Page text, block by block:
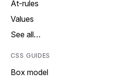
At-rules
Values
See all…
CSS GUIDES
Box model